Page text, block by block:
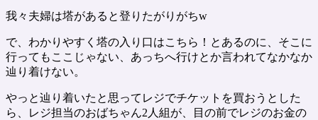
我々夫婦は塔があると登りたがりがちw
で、わかりやすく塔の入り口はこちら！とあるのに、そこに
行ってもここじゃない、あっちへ行けとか言われてなかなか
辿り着けない。
やっと辿り着いたと思ってレジでチケットを買おうとした
ら、レジ担当のおばちゃん2人組が、目の前でレジのお金の